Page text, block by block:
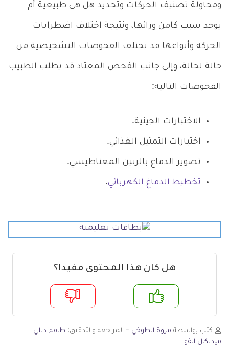
ومحاولة تصنيف الحركات وتحديد هل هي طبيعية أم
يوجد سبب كامن ورائها، ونتيجة اختلاف اضطرابات
الحركة وأنواعها قد تختلف الفحوصات التشخيصية من
حالة لحالة، وإلى جانب الفحص المعتاد قد يطلب الطبيب
الفحوصات التالية:
الاختبارات الجينية.
اختبارات التمثيل الغذائي.
تصوير الدماغ بالرنين المغناطيسي.
تخطيط الدماغ الكهربائي.
هل كان هذا المحتوى مفيدا؟
لا
كتب بواسطة مروة الطوخي - المراجعة والتدقيق: طاقم ديلي
ميديكال انفو